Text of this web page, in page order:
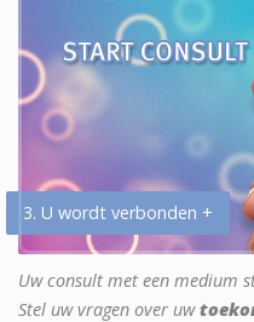
3. U wordt verbonden +
Uw consult met een medium
Stel uw vragen over uw